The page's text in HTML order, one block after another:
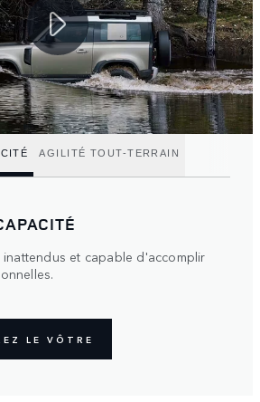
AGILITÉ TOUT-TERRAIN
et capable d'accomplir
LE VÔTRE